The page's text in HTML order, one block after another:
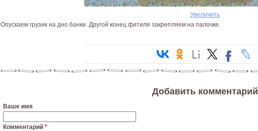
Увеличить
Опускаем грузик на дно банки. Другой конец фитиля закрепляем на палочке.
Добавить комментарий
Ваше имя
Комментарий *